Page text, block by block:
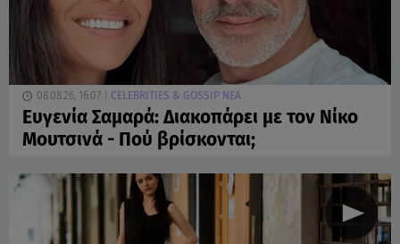
08.08.26, 16:07 CELEBRITIES & GOSSIP ΝΕΑ
Ευγενία Σαμαρά: Διακοπάρει με τον Νίκο
Μουτσινά - Πού βρίσκονται;